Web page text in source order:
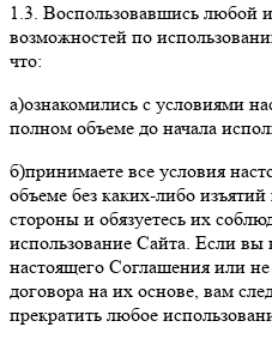
1.3. Воспользовавшись любой
возможностей по
что:
а)ознакомились с условиями
полном объеме до начала
б)принимаете все условия
объеме без каких-либо
стороны и обязуетесь их
использование Сайта. Если вы
настоящего Соглашения или
договора на их основе, вам
прекратить любое